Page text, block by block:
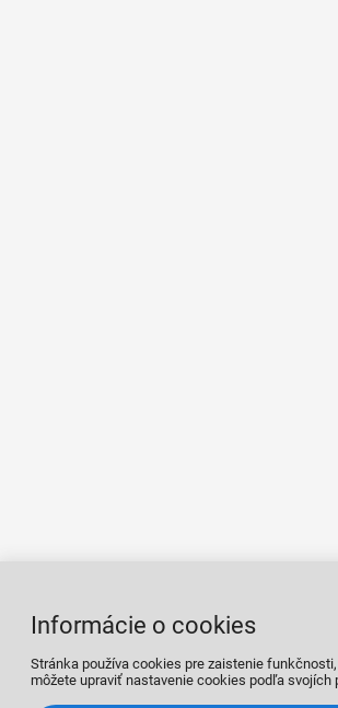
Informácie o cookies
Stránka používa cookies pre zaistenie
môžete upraviť nastavenie cookies podľa svojích